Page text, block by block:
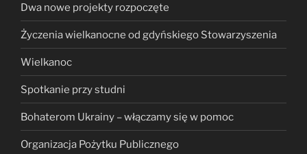
Dwa nowe projekty rozpoczęte
Życzenia wielkanocne od gdyńskiego Stowarzyszenia
Wielkanoc
Spotkanie przy studni
Bohaterom Ukrainy – włączamy się w pomoc
Organizacja Pożytku Publicznego